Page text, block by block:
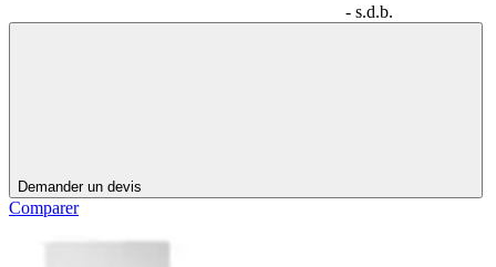
- s.d.b.
Demander un devis
Comparer